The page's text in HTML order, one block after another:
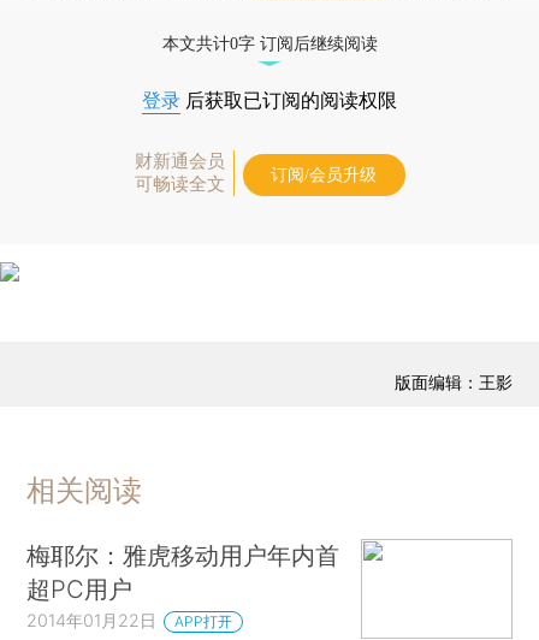
本文共计0字 订阅后继续阅读
登录 后获取已订阅的阅读权限
财新通会员
可畅读全文
订阅/会员升级
版面编辑：王影
相关阅读
梅耶尔：雅虎移动用户年内首
超PC用户
2014年01月22日 APP打开